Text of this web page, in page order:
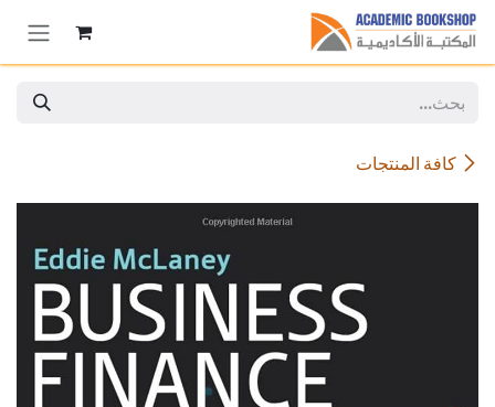
تخطي للذهاب إلى المحتوى
كافة المنتجات